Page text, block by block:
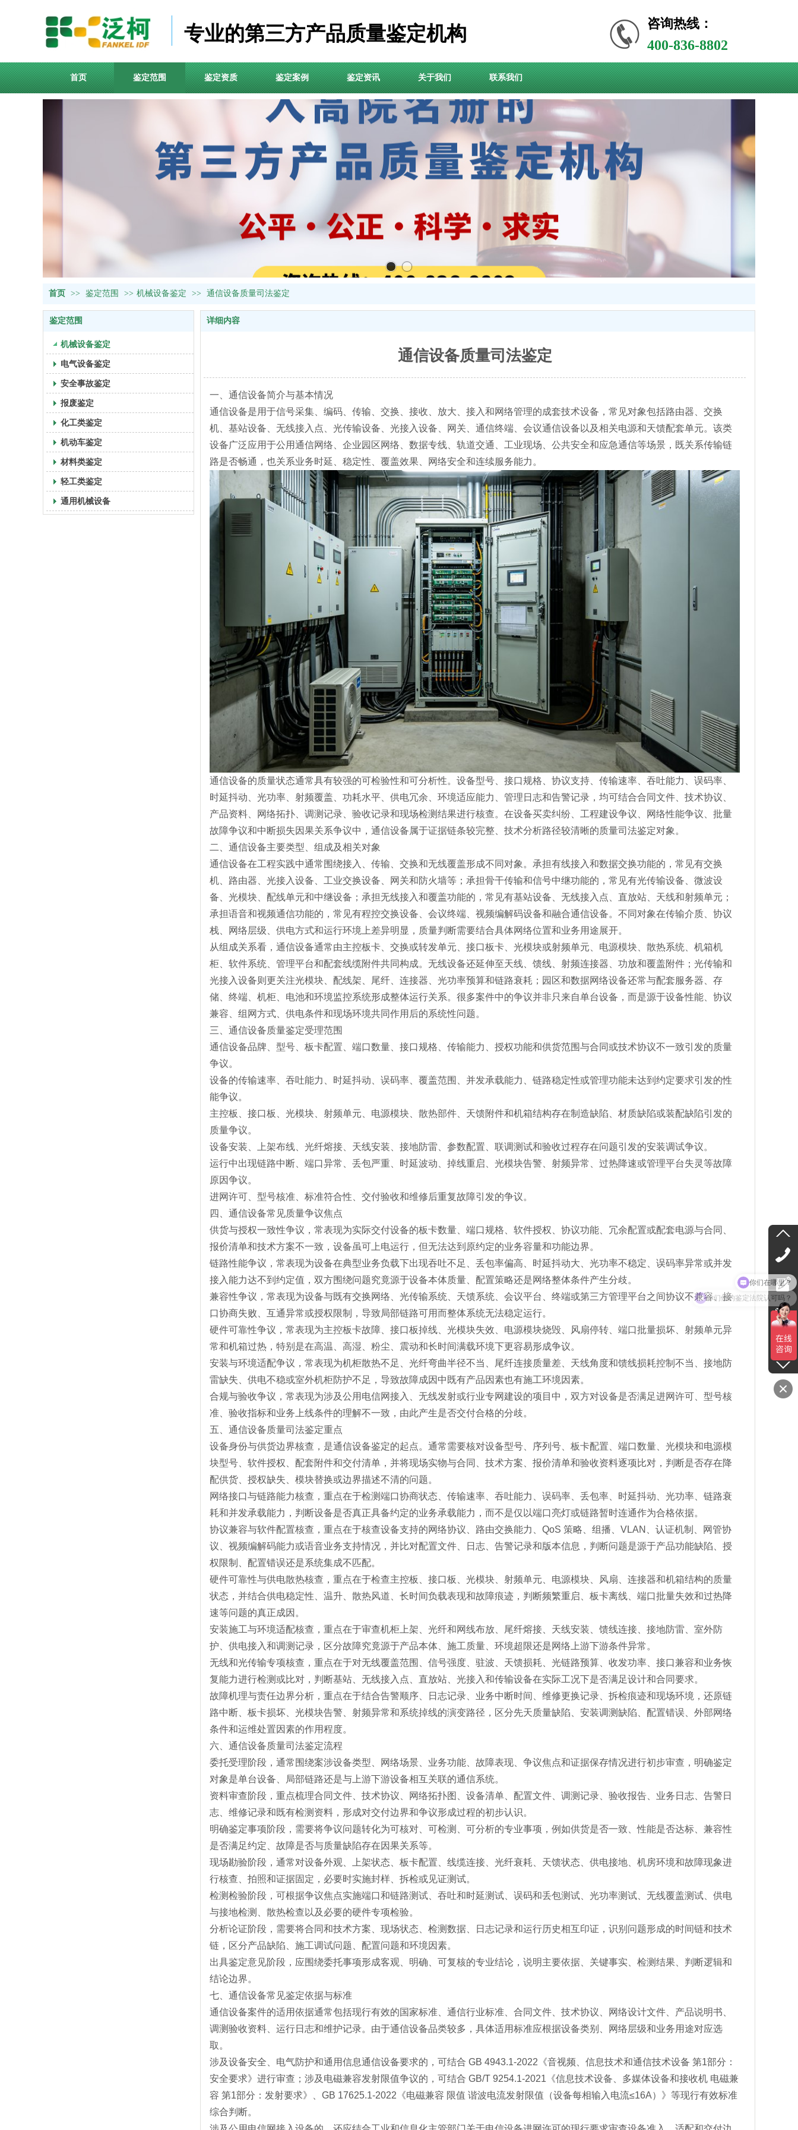
专业的第三方产品质量鉴定机构
400-836-8802
咨询热线：
首页 鉴定范围 鉴定资质 鉴定案例 鉴定资讯 关于我们 联系我们
首页 >> 鉴定范围 >> 机械设备鉴定 >> 通信设备质量司法鉴定
鉴定范围
机械设备鉴定
电气设备鉴定
安全事故鉴定
报废鉴定
化工类鉴定
机动车鉴定
材料类鉴定
轻工类鉴定
通用机械设备
详细内容
通信设备质量司法鉴定
一、通信设备简介与基本情况
通信设备是用于信号采集、编码、传输、交换、接收、放大、接入和网络管理的成套技术设备，常见对象包括路由器、交换
机、基站设备、无线接入点、光传输设备、光接入设备、网关、通信终端、会议通信设备以及相关电源和天馈配套单元。该类
设备广泛应用于公用通信网络、企业园区网络、数据专线、轨道交通、工业现场、公共安全和应急通信等场景，既关系传输链
路是否畅通，也关系业务时延、稳定性、覆盖效果、网络安全和连续服务能力。
通信设备的质量状态通常具有较强的可检验性和可分析性。设备型号、接口规格、协议支持、传输速率、吞吐能力、误码率、
时延抖动、光功率、射频覆盖、功耗水平、供电冗余、环境适应能力、管理日志和告警记录，均可结合合同文件、技术协议、
产品资料、网络拓扑、调测记录、验收记录和现场检测结果进行核查。在设备买卖纠纷、工程建设争议、网络性能争议、批量
故障争议和中断损失因果关系争议中，通信设备属于证据链条较完整、技术分析路径较清晰的质量司法鉴定对象。
二、通信设备主要类型、组成及相关对象
通信设备在工程实践中通常围绕接入、传输、交换和无线覆盖形成不同对象。承担有线接入和数据交换功能的，常见有交换
机、路由器、光接入设备、工业交换设备、网关和防火墙等；承担骨干传输和信号中继功能的，常见有光传输设备、微波设
备、光模块、配线单元和中继设备；承担无线接入和覆盖功能的，常见有基站设备、无线接入点、直放站、天线和射频单元；
承担语音和视频通信功能的，常见有程控交换设备、会议终端、视频编解码设备和融合通信设备。不同对象在传输介质、协议
栈、网络层级、供电方式和运行环境上差异明显，质量判断需要结合具体网络位置和业务用途展开。
从组成关系看，通信设备通常由主控板卡、交换或转发单元、接口板卡、光模块或射频单元、电源模块、散热系统、机箱机
柜、软件系统、管理平台和配套线缆附件共同构成。无线设备还延伸至天线、馈线、射频连接器、功放和覆盖附件；光传输和
光接入设备则更关注光模块、配线架、尾纤、连接器、光功率预算和链路衰耗；园区和数据网络设备还常与配套服务器、存
储、终端、机柜、电池和环境监控系统形成整体运行关系。很多案件中的争议并非只来自单台设备，而是源于设备性能、协议
兼容、组网方式、供电条件和现场环境共同作用后的系统性问题。
三、通信设备质量鉴定受理范围
通信设备品牌、型号、板卡配置、端口数量、接口规格、传输能力、授权功能和供货范围与合同或技术协议不一致引发的质量
争议。
设备的传输速率、吞吐能力、时延抖动、误码率、覆盖范围、并发承载能力、链路稳定性或管理功能未达到约定要求引发的性
能争议。
主控板、接口板、光模块、射频单元、电源模块、散热部件、天馈附件和机箱结构存在制造缺陷、材质缺陷或装配缺陷引发的
质量争议。
设备安装、上架布线、光纤熔接、天线安装、接地防雷、参数配置、联调测试和验收过程存在问题引发的安装调试争议。
运行中出现链路中断、端口异常、丢包严重、时延波动、掉线重启、光模块告警、射频异常、过热降速或管理平台失灵等故障
原因争议。
进网许可、型号核准、标准符合性、交付验收和维修后重复故障引发的争议。
四、通信设备常见质量争议焦点
供货与授权一致性争议，常表现为实际交付设备的板卡数量、端口规格、软件授权、协议功能、冗余配置或配套电源与合同、
报价清单和技术方案不一致，设备虽可上电运行，但无法达到原约定的业务容量和功能边界。
链路性能争议，常表现为设备在典型业务负载下出现吞吐不足、丢包率偏高、时延抖动大、光功率不稳定、误码率异常或并发
接入能力达不到约定值，双方围绕问题究竟源于设备本体质量、配置策略还是网络整体条件产生分歧。
兼容性争议，常表现为设备与既有交换网络、光传输系统、天馈系统、会议平台、终端或第三方管理平台之间协议不兼容、接
口协商失败、互通异常或授权限制，导致局部链路可用而整体系统无法稳定运行。
硬件可靠性争议，常表现为主控板卡故障、接口板掉线、光模块失效、电源模块烧毁、风扇停转、端口批量损坏、射频单元异
常和机箱过热，特别是在高温、高湿、粉尘、震动和长时间满载环境下更容易形成争议。
安装与环境适配争议，常表现为机柜散热不足、光纤弯曲半径不当、尾纤连接质量差、天线角度和馈线损耗控制不当、接地防
雷缺失、供电不稳或室外机柜防护不足，导致故障成因中既有产品因素也有施工环境因素。
合规与验收争议，常表现为涉及公用电信网接入、无线发射或行业专网建设的项目中，双方对设备是否满足进网许可、型号核
准、验收指标和业务上线条件的理解不一致，由此产生是否交付合格的分歧。
五、通信设备质量司法鉴定重点
设备身份与供货边界核查，是通信设备鉴定的起点。通常需要核对设备型号、序列号、板卡配置、端口数量、光模块和电源模
块型号、软件授权、配套附件和交付清单，并将现场实物与合同、技术方案、报价清单和验收资料逐项比对，判断是否存在降
配供货、授权缺失、模块替换或边界描述不清的问题。
网络接口与链路能力核查，重点在于检测端口协商状态、传输速率、吞吐能力、误码率、丢包率、时延抖动、光功率、链路衰
耗和并发承载能力，判断设备是否真正具备约定的业务承载能力，而不是仅以端口亮灯或链路暂时连通作为合格依据。
协议兼容与软件配置核查，重点在于核查设备支持的网络协议、路由交换能力、QoS 策略、组播、VLAN、认证机制、网管协
议、视频编解码能力或语音业务支持情况，并比对配置文件、日志、告警记录和版本信息，判断问题是源于产品功能缺陷、授
权限制、配置错误还是系统集成不匹配。
硬件可靠性与供电散热核查，重点在于检查主控板、接口板、光模块、射频单元、电源模块、风扇、连接器和机箱结构的质量
状态，并结合供电稳定性、温升、散热风道、长时间负载表现和故障痕迹，判断频繁重启、板卡离线、端口批量失效和过热降
速等问题的真正成因。
安装施工与环境适配核查，重点在于审查机柜上架、光纤和网线布放、尾纤熔接、天线安装、馈线连接、接地防雷、室外防
护、供电接入和调测记录，区分故障究竟源于产品本体、施工质量、环境超限还是网络上游下游条件异常。
无线和光传输专项核查，重点在于对无线覆盖范围、信号强度、驻波、天馈损耗、光链路预算、收发功率、接口兼容和业务恢
复能力进行检测或比对，判断基站、无线接入点、直放站、光接入和传输设备在实际工况下是否满足设计和合同要求。
故障机理与责任边界分析，重点在于结合告警顺序、日志记录、业务中断时间、维修更换记录、拆检痕迹和现场环境，还原链
路中断、板卡损坏、光模块告警、射频异常和系统掉线的演变路径，区分先天质量缺陷、安装调测缺陷、配置错误、外部网络
条件和运维处置因素的作用程度。
六、通信设备质量司法鉴定流程
委托受理阶段，通常围绕案涉设备类型、网络场景、业务功能、故障表现、争议焦点和证据保存情况进行初步审查，明确鉴定
对象是单台设备、局部链路还是与上游下游设备相互关联的通信系统。
资料审查阶段，重点梳理合同文件、技术协议、网络拓扑图、设备清单、配置文件、调测记录、验收报告、业务日志、告警日
志、维修记录和既有检测资料，形成对交付边界和争议形成过程的初步认识。
明确鉴定事项阶段，需要将争议问题转化为可核对、可检测、可分析的专业事项，例如供货是否一致、性能是否达标、兼容性
是否满足约定、故障是否与质量缺陷存在因果关系等。
现场勘验阶段，通常对设备外观、上架状态、板卡配置、线缆连接、光纤衰耗、天馈状态、供电接地、机房环境和故障现象进
行核查、拍照和证据固定，必要时实施封样、拆检或见证测试。
检测检验阶段，可根据争议焦点实施端口和链路测试、吞吐和时延测试、误码和丢包测试、光功率测试、无线覆盖测试、供电
与接地检测、散热检查以及必要的硬件专项检验。
分析论证阶段，需要将合同和技术方案、现场状态、检测数据、日志记录和运行历史相互印证，识别问题形成的时间链和技术
链，区分产品缺陷、施工调试问题、配置问题和环境因素。
出具鉴定意见阶段，应围绕委托事项形成客观、明确、可复核的专业结论，说明主要依据、关键事实、检测结果、判断逻辑和
结论边界。
七、通信设备常见鉴定依据与标准
通信设备案件的适用依据通常包括现行有效的国家标准、通信行业标准、合同文件、技术协议、网络设计文件、产品说明书、
调测验收资料、运行日志和维护记录。由于通信设备品类较多，具体适用标准应根据设备类别、网络层级和业务用途对应选
取。
涉及设备安全、电气防护和通用信息通信设备要求的，可结合 GB 4943.1-2022《音视频、信息技术和通信技术设备 第1部分：
安全要求》进行审查；涉及电磁兼容发射限值争议的，可结合 GB/T 9254.1-2021《信息技术设备、多媒体设备和接收机 电磁兼
容 第1部分：发射要求》、GB 17625.1-2022《电磁兼容 限值 谐波电流发射限值（设备每相输入电流≤16A）》等现行有效标准
综合判断。
你们做的鉴定法院认可吗？